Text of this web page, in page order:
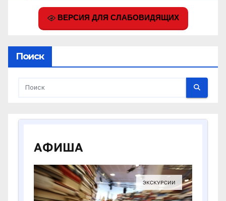
ВЕРСИЯ ДЛЯ СЛАБОВИДЯЩИХ
Поиск